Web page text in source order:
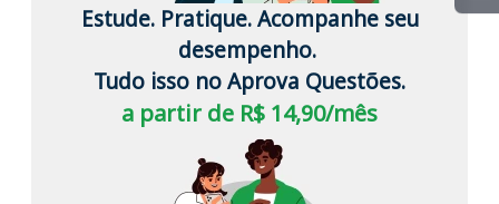
Estude. Pratique. Acompanhe seu
desempenho.
Tudo isso no Aprova Questões.
a partir de R$ 14,90/mês